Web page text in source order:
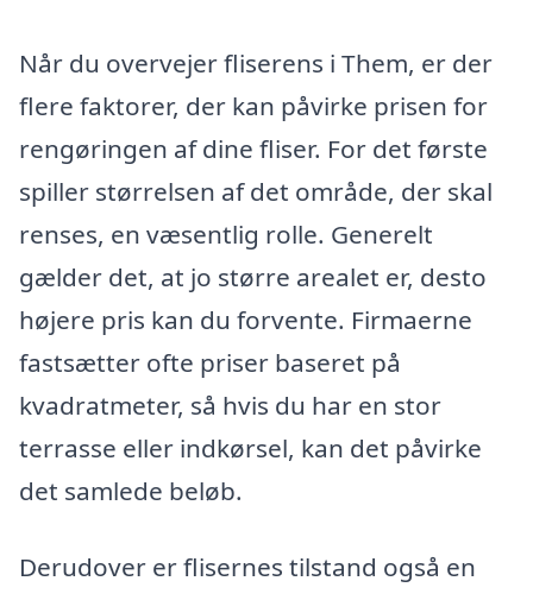
Når du overvejer fliserens i Them, er der
flere faktorer, der kan påvirke prisen for
rengøringen af dine fliser. For det første
spiller størrelsen af det område, der skal
renses, en væsentlig rolle. Generelt
gælder det, at jo større arealet er, desto
højere pris kan du forvente. Firmaerne
fastsætter ofte priser baseret på
kvadratmeter, så hvis du har en stor
terrasse eller indkørsel, kan det påvirke
det samlede beløb.
Derudover er flisernes tilstand også en